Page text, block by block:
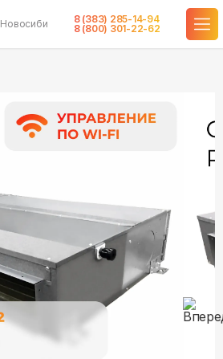
Новосибирск
8 (383) 285-14-94
8 (800) 301-22-62